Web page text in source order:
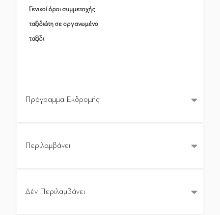
Γενικοί όροι συμμετοχής
ταξιδιώτη σε οργανωμένο
ταξίδι
Πρόγραμμα Εκδρομής
Περιλαμβάνει
Δέν Περιλαμβάνει